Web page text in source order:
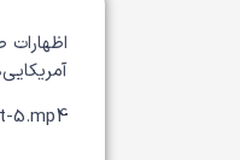
5.mp4